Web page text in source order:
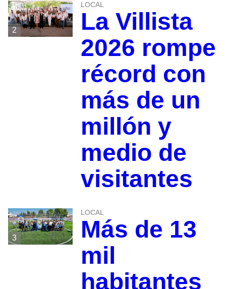
2
LOCAL
La Villista
2026 rompe
récord con
más de un
millón y
medio de
visitantes
3
LOCAL
Más de 13
mil
habitantes